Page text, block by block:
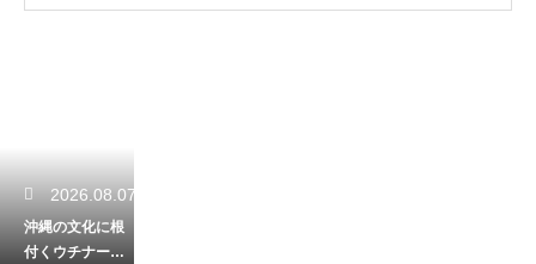
2026.08.07
沖縄の文化に根
付くウチナータ